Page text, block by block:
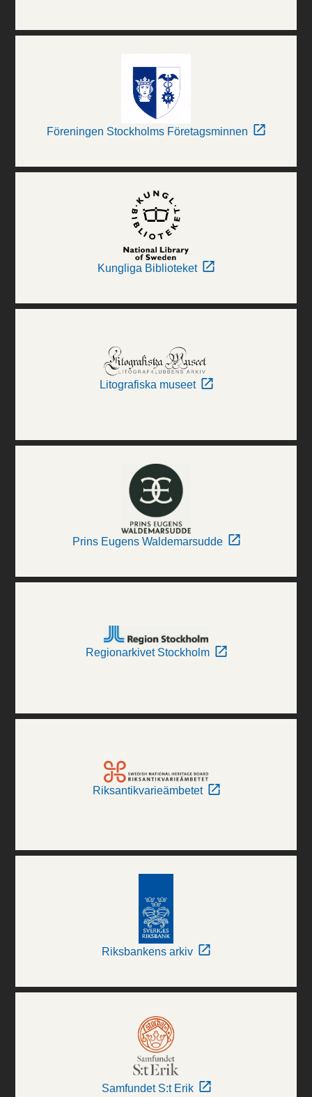
Föreningen Stockholms Företagsminnen
Kungliga Biblioteket
Litografiska museet
Prins Eugens Waldemarsudde
Regionarkivet Stockholm
Riksantikvarieämbetet
Riksbankens arkiv
Samfundet S:t Erik